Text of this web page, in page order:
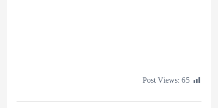
Post Views: